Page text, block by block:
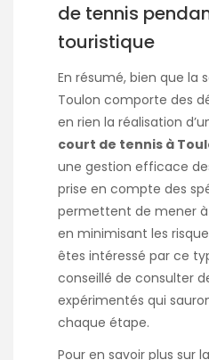
de tennis
touristique
En résumé, bien que la
Toulon comporte des
en rien la réalisation
court de tennis à
une gestion efficace
prise en compte des
permettent de mener
en minimisant les
êtes intéressé par ce
conseillé de consulter
expérimentés qui
chaque étape.
Pour en savoir plus sur la